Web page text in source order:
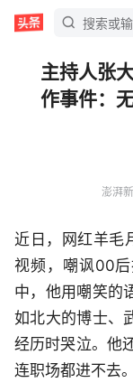
主持人张
作事件：
澎湃
近日，网红羊毛
视频，嘲讽00
中，他用嘲笑的
如北大的博士、
经历时哭泣。他
连职场都进不去。